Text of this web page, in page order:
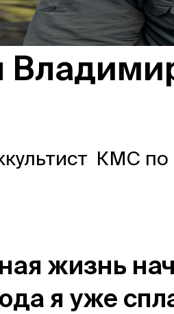
КМС по
жизнь
я уже